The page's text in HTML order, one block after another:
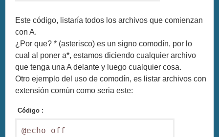
Este código, listaría todos los archivos que comienzan
con A.
¿Por que? * (asterisco) es un signo comodín, por lo
cual al poner a*, estamos diciendo cualquier archivo
que tenga una A delante y luego cualquier cosa.
Otro ejemplo del uso de comodín, es listar archivos con
extensión común como seria este:
Código :
@echo off